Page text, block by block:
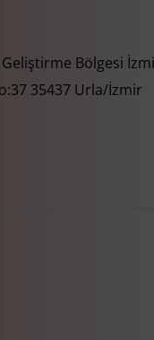
Bölgesi
35437 Urla/İzmir